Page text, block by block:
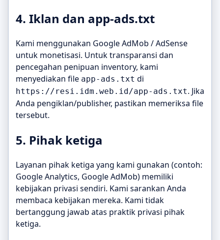
4. Iklan dan app-ads.txt
Kami menggunakan Google AdMob / AdSense
untuk monetisasi. Untuk transparansi dan
pencegahan penipuan inventory, kami
menyediakan file app-ads.txt di
https://resi.idm.web.id/app-ads.txt. Jika
Anda pengiklan/publisher, pastikan memeriksa file
tersebut.
5. Pihak ketiga
Layanan pihak ketiga yang kami gunakan (contoh:
Google Analytics, Google AdMob) memiliki
kebijakan privasi sendiri. Kami sarankan Anda
membaca kebijakan mereka. Kami tidak
bertanggung jawab atas praktik privasi pihak
ketiga.